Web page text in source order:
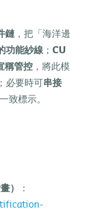
鏈 ，把「海洋邊
功能紗線 ； CU
稱管控 ，將此模
必要時可 串接
致標示。
）
：